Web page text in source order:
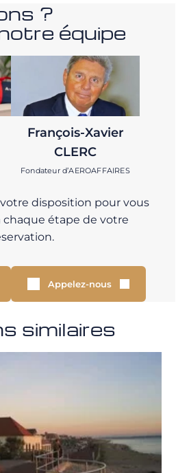
?
équipe
François-Xavier
CLERC
Fondateur d’AEROAFFAIRES
disposition pour vous
chaque étape de votre
Appelez-nous
similaires